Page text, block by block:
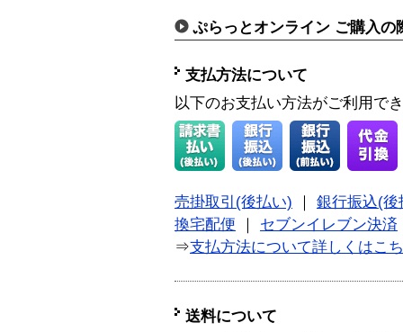
ぷらっとオンライン ご購入の
支払方法について
以下のお支払い方法がご利用で
売掛取引(後払い)
銀行振込(後
換宅配便
セブンイレブン決済
⇒支払方法について詳しくはこ
送料について